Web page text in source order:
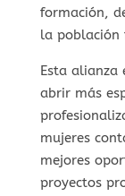
formación,
la población
Esta alianza
abrir más
mujeres
mejores
proyectos